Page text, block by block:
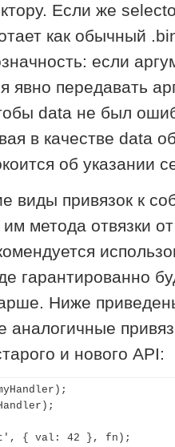
Если же
как обычный
если
явно передавать
data не был
в качестве data
об указании
виды привязок к
метода отвязки
гарантированно
Ниже
и нового API:
{ val: 42 }, fn);